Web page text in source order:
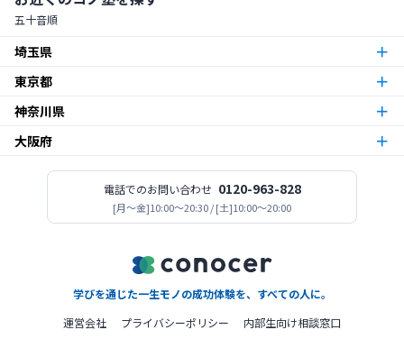
五十音順
埼玉県
朝霞市
越谷市
志木校
新所沢校
東京都
東京23区
足立区
板橋区役所前校高島平校 ときわ台校蓮根校
江戸川区 一之江校江戸川中央校小岩校平井校南篠崎校
金町校亀有校 高砂校 立石校 堀切菖蒲園校
北赤羽校
神奈川県
厚木市
武蔵新城校
小田急相模原校古淵校相模原校二本松校
桜ヶ丘校 南林間校
大阪府
今福鶴見校北田辺校関目校西田辺校平野東校都島校
電話でのお問い合わせ 0120-963-828
[月〜金]10:00～20:30 / [土]10:00～20:00
学びを通じた一生モノの成功体験を、すべての人に。
運営会社
プライバシーポリシー
内部生向け相談窓口